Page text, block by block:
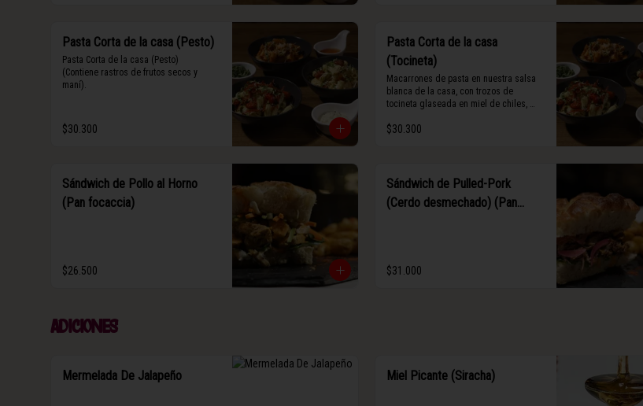
Pasta Corta de la casa (Pesto)
Pasta Corta de la casa (Pesto)
(Contiene rastros de frutos secos y
maní).
$30.300
Pasta Corta de la casa
(Tocineta)
Macarrones de pasta en nuestra salsa
blanca de la casa, con trozos de
tocineta glaseada en miel de chiles,
$30.300
Sándwich de Pollo al Horno
(Pan focaccia)
$26.500
Sándwich de Pulled-Pork
(Cerdo desmechado) (Pan
$31.000
Adiciones
Mermelada De Jalapeño Miel Picante (Siracha)